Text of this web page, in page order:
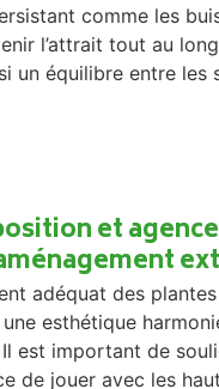
comme les
l’attrait tout au long
un équilibre entre les
et
adéquat des
esthétique
est important de
de jouer avec les